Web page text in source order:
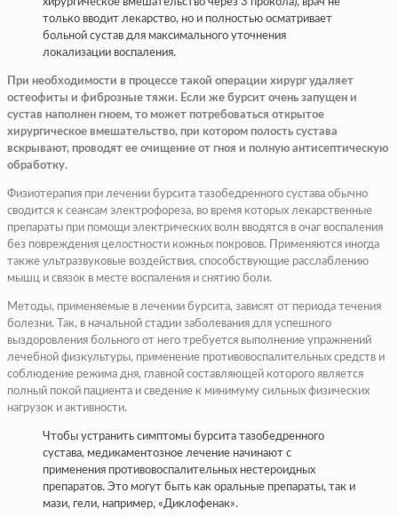
хирургическое вмешательство через 3 прокола), врач не
только вводит лекарство, но и полностью осматривает
больной сустав для максимального уточнения
локализации воспаления.
При необходимости в процессе такой операции хирург удаляет
остеофиты и фиброзные тяжи. Если же бурсит очень запущен и
сустав наполнен гноем, то может потребоваться открытое
хирургическое вмешательство, при котором полость сустава
вскрывают, проводят ее очищение от гноя и полную антисептическую
обработку.
Физиотерапия при лечении бурсита тазобедренного сустава обычно
сводится к сеансам электрофореза, во время которых лекарственные
препараты при помощи электрических волн вводятся в очаг воспаления
без повреждения целостности кожных покровов. Применяются иногда
также ультразвуковые воздействия, способствующие расслаблению
мышц и связок в месте воспаления и снятию боли.
Методы, применяемые в лечении бурсита, зависят от периода течения
болезни. Так, в начальной стадии заболевания для успешного
выздоровления больного от него требуется выполнение упражнений
лечебной физкультуры, применение противовоспалительных средств и
соблюдение режима дня, главной составляющей которого является
полный покой пациента и сведение к минимуму сильных физических
нагрузок и активности.
Чтобы устранить симптомы бурсита тазобедренного
сустава, медикаментозное лечение начинают с
применения противовоспалительных нестероидных
препаратов. Это могут быть как оральные препараты, так и
мази, гели, например, «Диклофенак».